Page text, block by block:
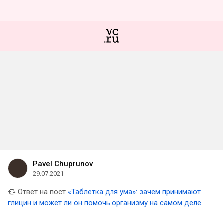
Pavel Chuprunov
29.07.2021
Ответ на пост «Таблетка для ума»: зачем принимают
глицин и может ли он помочь организму на самом деле